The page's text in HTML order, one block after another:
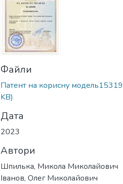
Файли
Патент на корисну
KB)
Дата
2023
Автори
Шпилька, Микола Миколайович
Іванов, Олег Миколайович